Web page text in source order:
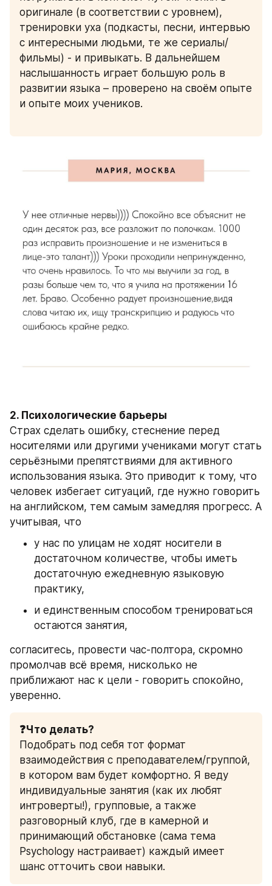
оригинале (в соответствии с уровнем),
тренировки уха (подкасты, песни, интервью
с интересными людьми, те же сериалы/
фильмы) - и привыкать. В дальнейшем
наслышанность играет большую роль в
развитии языка – проверено на своём опыте
и опыте моих учеников.
2. Психологические барьеры
Страх сделать ошибку, стеснение перед
носителями или другими учениками могут стать
серьёзными препятствиями для активного
использования языка. Это приводит к тому, что
человек избегает ситуаций, где нужно говорить
на английском, тем самым замедляя прогресс. А
учитывая, что
у нас по улицам не ходят носители в
достаточном количестве, чтобы иметь
достаточную ежедневную языковую
практику,
и единственным способом тренироваться
остаются занятия,
согласитесь, провести час-полтора, скромно
промолчав всё время, нисколько не
приближают нас к цели - говорить спокойно,
уверенно.
❓Что делать?
Подобрать под себя тот формат
взаимодействия с преподавателем/группой,
в котором вам будет комфортно. Я веду
индивидуальные занятия (как их любят
интроверты!), групповые, а также
разговорный клуб, где в камерной и
принимающий обстановке (сама тема
Psychology настраивает) каждый имеет
шанс отточить свои навыки.